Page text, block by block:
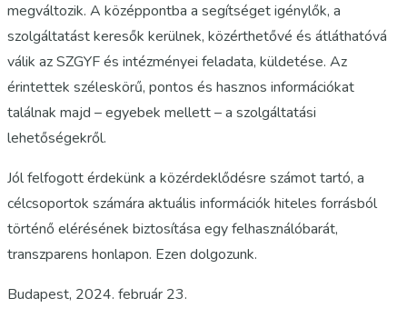
megváltozik. A középpontba a segítséget igénylők, a
szolgáltatást keresők kerülnek, közérthetővé és átláthatóvá
válik az SZGYF és intézményei feladata, küldetése. Az
érintettek széleskörű, pontos és hasznos információkat
találnak majd – egyebek mellett – a szolgáltatási
lehetőségekről.
Jól felfogott érdekünk a közérdeklődésre számot tartó, a
célcsoportok számára aktuális információk hiteles forrásból
történő elérésének biztosítása egy felhasználóbarát,
transzparens honlapon. Ezen dolgozunk.
Budapest, 2024. február 23.